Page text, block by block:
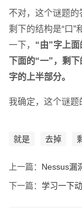
不对，这个谜题的
剩下的结构是“口”
一下， “由”字上
下面的“一”，剩
字的上半部分。
我确定，这个谜题
就是 去掉
上一篇： Nessus漏
下一篇： 学习一下